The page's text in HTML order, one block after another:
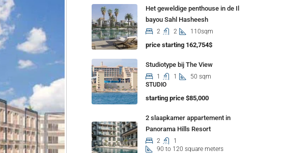
Het geweldige penthouse in de Il
bayou Sahl Hasheesh
2 2 110sqm
price starting 162,754$
Studiotype bij The View
1 1
50 sqm
STUDIO
starting price $85,000
2 slaapkamer appartement in
Panorama Hills Resort
2
1
90 to 120 square meters